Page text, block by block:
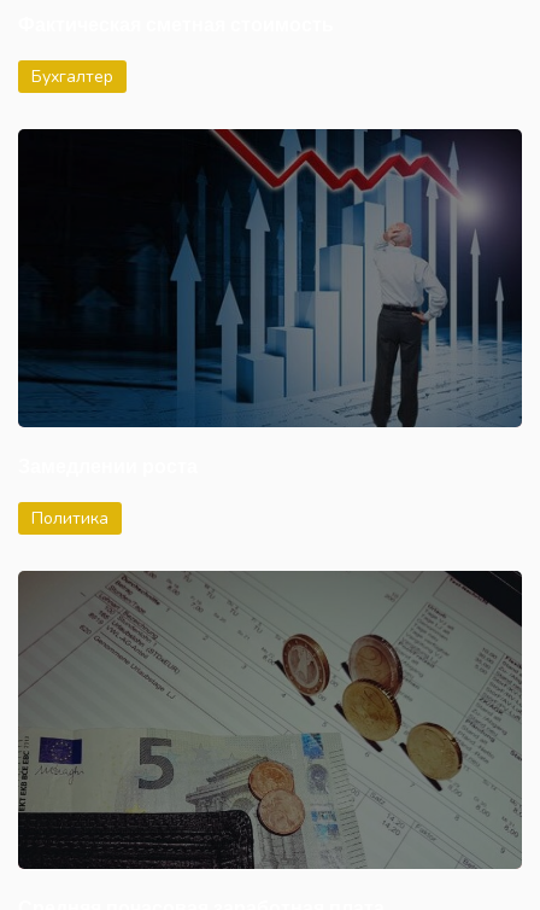
Бухгалтер
Политика